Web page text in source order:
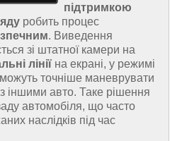
підтримкою
робить процес
. Виведення
зі штатної камери на
лінії на екрані, у режимі
точніше маневрувати
з іншими авто. Таке рішення
автомобіля, що часто
наслідків під час